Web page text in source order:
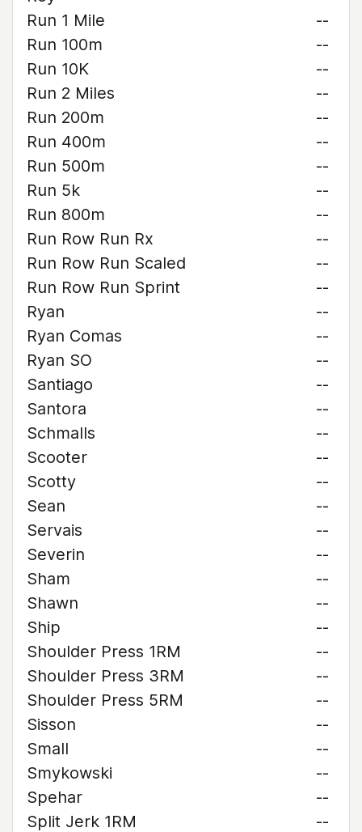
Run 1 Mile
--
Run 100m
--
Run 10K
--
Run 2 Miles
--
Run 200m
--
Run 400m
--
Run 500m
--
Run 5k
--
Run 800m
--
Run Row Run Rx
--
Run Row Run Scaled
--
Run Row Run Sprint
--
Ryan
--
Ryan Comas
--
Ryan SO
--
Santiago
--
Santora
--
Schmalls
--
Scooter
--
Scotty
--
Sean
--
Servais
--
Severin
--
Sham
--
Shawn
--
Ship
--
Shoulder Press 1RM
--
Shoulder Press 3RM
--
Shoulder Press 5RM
--
Sisson
--
Small
--
Smykowski
--
Spehar
--
Split Jerk 1RM
--